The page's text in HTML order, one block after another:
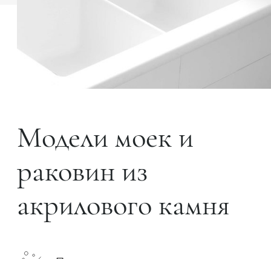
Модели моек и
раковин из
акрилового камня